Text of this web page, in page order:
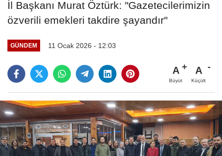
İl Başkanı Murat Öztürk: "Gazetecilerimizin
özverili emekleri takdire şayandır"
GÜNDEM 11 Ocak 2026 - 12:03
A
Büyüt
A
Küçült